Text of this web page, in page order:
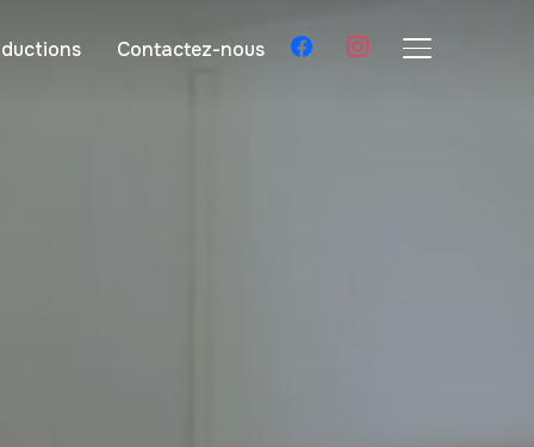
BASCULER
facebookinstagram
Contactez-nous